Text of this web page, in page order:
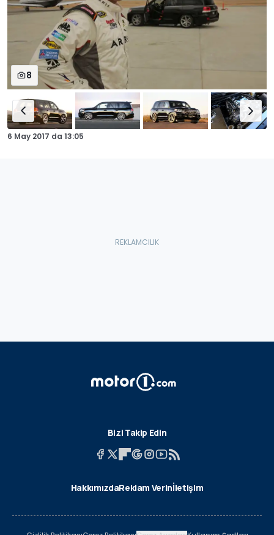
8
6 May 2017 da 13:05
Bizi Takip Edin
HakkımızdaReklam Verinİletişim